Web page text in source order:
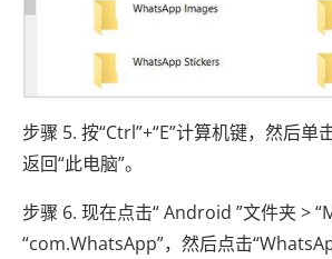
步骤 5. 按“Ctrl”+“E”计算机键，然后单
返回“此电脑”。
步骤 6. 现在点击“ Android ”文件夹 >
“com.WhatsApp”，然后点击